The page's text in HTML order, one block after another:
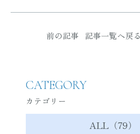
前の記事 記事一覧へ戻る
CATEGORY
カテゴリー
ALL（79）